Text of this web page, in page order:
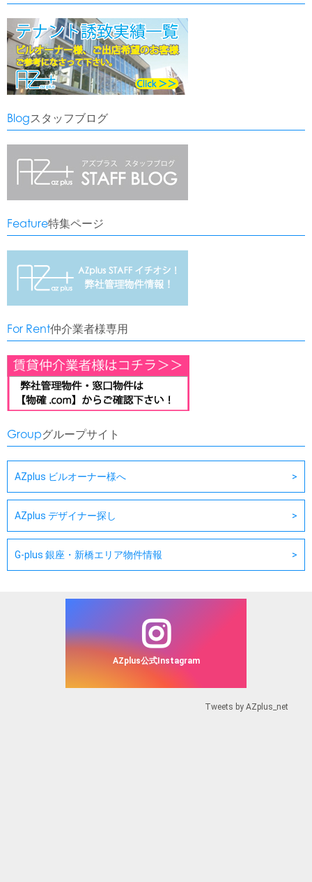
Blogスタッフブログ
Feature特集ページ
For Rent仲介業者様専用
Groupグループサイト
AZplus ビルオーナー様へ
AZplus デザイナー探し
G-plus 銀座・新橋エリア物件情報
AZplus公式Instagram
Tweets by AZplus_net